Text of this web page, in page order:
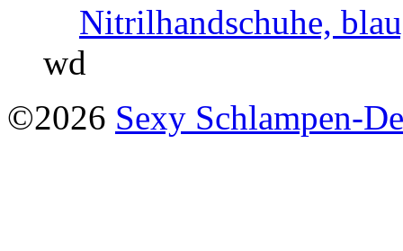
Nitrilhandschuhe,
wd
©2026 Sexy Schlampen-